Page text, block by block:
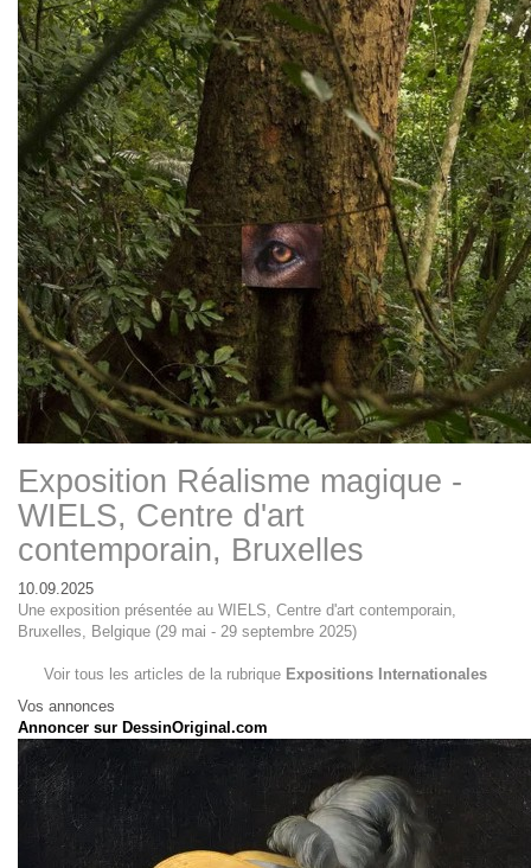
Exposition Réalisme magique -
WIELS, Centre d'art
contemporain, Bruxelles
10.09.2025
Une exposition présentée au WIELS, Centre d'art contemporain,
Bruxelles, Belgique (29 mai - 29 septembre 2025)
Voir tous les articles de la rubrique Expositions Internationales
Vos annonces
Annoncer sur DessinOriginal.com